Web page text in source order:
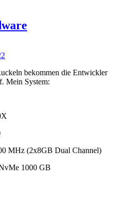
bekommen die Entwickler
Mein System:
MHz (2x8GB Dual Channel)
1000 GB